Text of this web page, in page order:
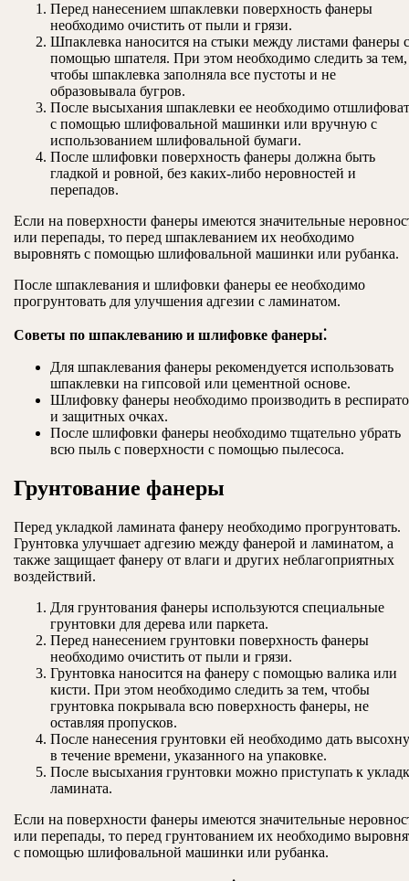
Перед нанесением шпаклевки поверхность фанеры
необходимо очистить от пыли и грязи.
Шпаклевка наносится на стыки между листами фанеры с
помощью шпателя. При этом необходимо следить за тем,
чтобы шпаклевка заполняла все пустоты и не
образовывала бугров.
После высыхания шпаклевки ее необходимо
с помощью шлифовальной машинки или вручную с
использованием шлифовальной бумаги.
После шлифовки поверхность фанеры должна быть
гладкой и ровной, без каких-либо неровностей и
перепадов.
Если на поверхности фанеры имеются значительные
или перепады, то перед шпаклеванием их необходимо
выровнять с помощью шлифовальной машинки или рубанка.
После шпаклевания и шлифовки фанеры ее необходимо
прогрунтовать для улучшения адгезии с ламинатом.
Советы по шпаклеванию и шлифовке фанеры⁚
Для шпаклевания фанеры рекомендуется использовать
шпаклевки на гипсовой или цементной основе.
Шлифовку фанеры необходимо производить в
и защитных очках.
После шлифовки фанеры необходимо тщательно убрать
всю пыль с поверхности с помощью пылесоса.
Грунтование фанеры
Перед укладкой ламината фанеру необходимо прогрунтовать.
Грунтовка улучшает адгезию между фанерой и ламинатом, а
также защищает фанеру от влаги и других неблагоприятных
воздействий.
Для грунтования фанеры используются специальные
грунтовки для дерева или паркета.
Перед нанесением грунтовки поверхность фанеры
необходимо очистить от пыли и грязи.
Грунтовка наносится на фанеру с помощью валика или
кисти. При этом необходимо следить за тем, чтобы
грунтовка покрывала всю поверхность фанеры, не
оставляя пропусков.
После нанесения грунтовки ей необходимо дать
в течение времени, указанного на упаковке.
После высыхания грунтовки можно приступать к
ламината.
Если на поверхности фанеры имеются значительные
или перепады, то перед грунтованием их необходимо
с помощью шлифовальной машинки или рубанка.